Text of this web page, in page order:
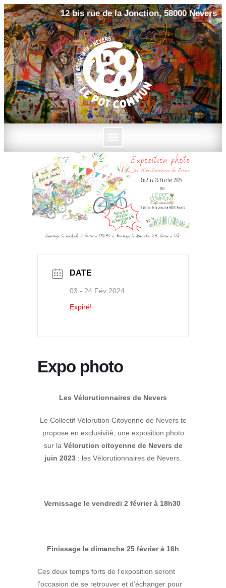
12 bis rue de la Jonction, 58000 Nevers
DATE
03 - 24 Fév 2024
Expiré!
Expo photo
Les Vélorutionnaires de Nevers
Le Collectif Vélorution Citoyenne de Nevers te
propose en exclusivité, une exposition photo
sur la Vélorution citoyenne de Nevers de
juin 2023 : les Vélorutionnaires de Nevers.
Vernissage le vendredi 2 février à 18h30
Finissage le dimanche 25 février à 16h
Ces deux temps forts de l’exposition seront
l’occasion de se retrouver et d’échanger pour